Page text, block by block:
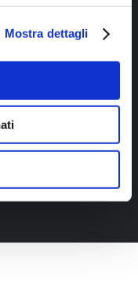
Mostra dettagli